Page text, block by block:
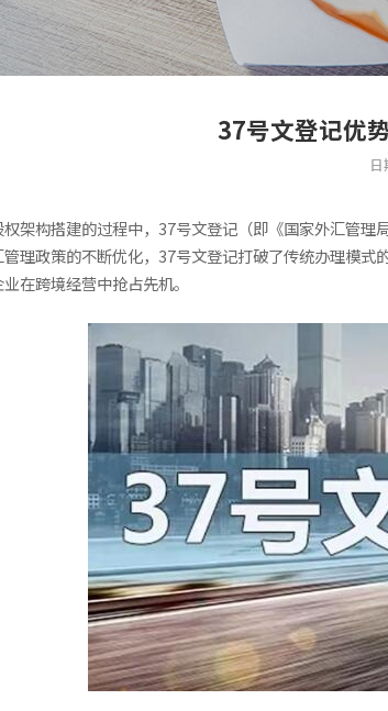
37号文登记优
架构搭建的过程中，37号文登记（即《国家外汇管
理政策的不断优化，37号文登记打破了传统办理模
在跨境经营中抢占先机。